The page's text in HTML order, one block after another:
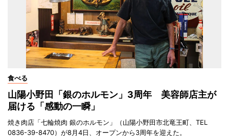
食べる
山陽小野田「銀のホルモン」3周年 美容師店主が
届ける「感動の一瞬」
焼き肉店「七輪焼肉 銀のホルモン」（山陽小野田市北竜王町、TEL
0836-39-8470）が8月4日、オープンから3周年を迎えた。